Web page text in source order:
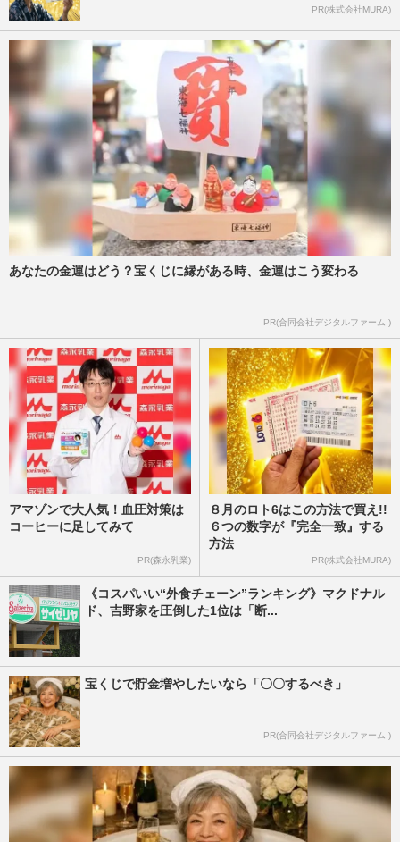
PR(株式会社MURA)
あなたの金運はどう？宝くじに縁がある時、金運はこう変わる
PR(合同会社デジタルファーム )
アマゾンで大人気！血圧対策は
コーヒーに足してみて
PR(森永乳業)
８月のロト6はこの方法で買え!!
６つの数字が『完全一致』する
方法
PR(株式会社MURA)
《コスパいい“外食チェーン”ランキング》マクドナル
ド、吉野家を圧倒した1位は「断...
宝くじで貯金増やしたいなら「〇〇するべき」
PR(合同会社デジタルファーム )